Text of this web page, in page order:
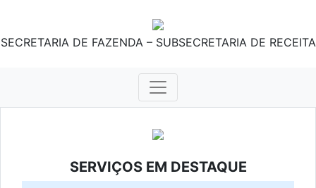
SECRETARIA DE FAZENDA – SUBSECRETARIA DE RECEITA
SERVIÇOS EM DESTAQUE